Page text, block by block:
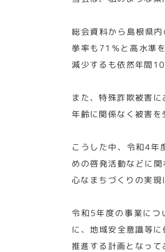
総会資料から島根県
挙率も71％と高水準
減少するも依然年間
また、特殊詐欺被害
年齢に関係なく被害
こうした中、令和4年
めの啓発活動などに
心なまちづくりの実現
令和5年度の事業につ
に、地域安全意識等
推進する計画となって